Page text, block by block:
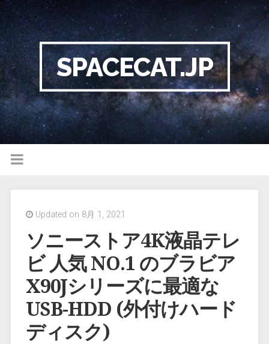
SPACECAT.JP
Updated on 8月 1, 2021
ソニーストア4K液晶テレ
ビ 人気 NO.1 のブラビア
X90Jシリーズに最適な
USB-HDD (外付けハード
ディスク)